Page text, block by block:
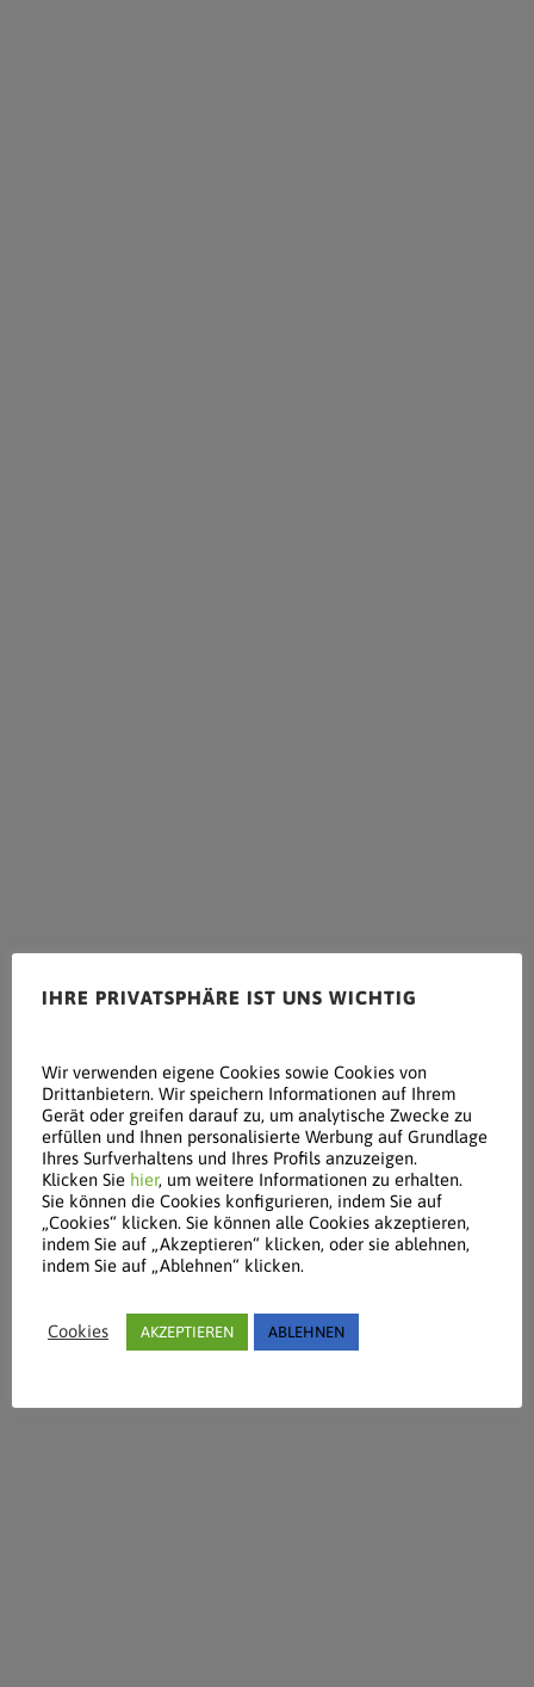
IHRE PRIVATSPHÄRE IST UNS WICHTIG
Wir verwenden eigene Cookies sowie Cookies von
Drittanbietern. Wir speichern Informationen auf Ihrem
Gerät oder greifen darauf zu, um analytische Zwecke zu
erfüllen und Ihnen personalisierte Werbung auf Grundlage
Ihres Surfverhaltens und Ihres Profils anzuzeigen.
Klicken Sie hier, um weitere Informationen zu erhalten.
Sie können die Cookies konfigurieren, indem Sie auf
„Cookies“ klicken. Sie können alle Cookies akzeptieren,
indem Sie auf „Akzeptieren“ klicken, oder sie ablehnen,
indem Sie auf „Ablehnen“ klicken.
Cookies AKZEPTIEREN ABLEHNEN